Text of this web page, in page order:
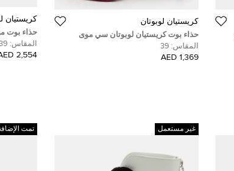
كريستيان لوبوتان
حذاء بوت كريستيان لوبوتان سي موى
سويدي فيوشا مقاس 39
المقاس: 39
1,369 AED
كريستيان
حذاء بوت
سحاب خلفي
المقاس:
2,554 AED
غير مستعمل تمت الإضافة 2 أيام